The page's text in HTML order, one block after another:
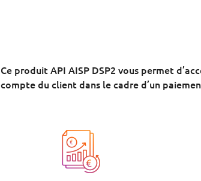
Ce produit API AISP DSP2 vous permet
compte du client dans le cadre d’un
Image